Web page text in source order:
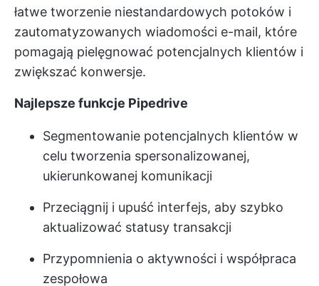
łatwe tworzenie niestandardowych potoków i
zautomatyzowanych wiadomości e-mail, które
pomagają pielęgnować potencjalnych klientów i
zwiększać konwersje.
Najlepsze funkcje Pipedrive
Segmentowanie potencjalnych klientów w
celu tworzenia spersonalizowanej,
ukierunkowanej komunikacji
Przeciągnij i upuść interfejs, aby szybko
aktualizować statusy transakcji
Przypomnienia o aktywności i współpraca
zespołowa